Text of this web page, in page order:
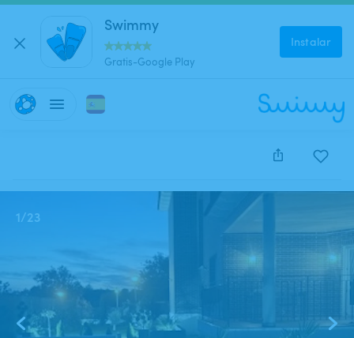
Swimmy
Gratis-Google Play
Instalar
Este anuncio está cerrado y no se puede reservar.
1/23